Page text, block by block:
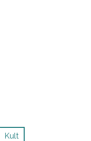
Kult